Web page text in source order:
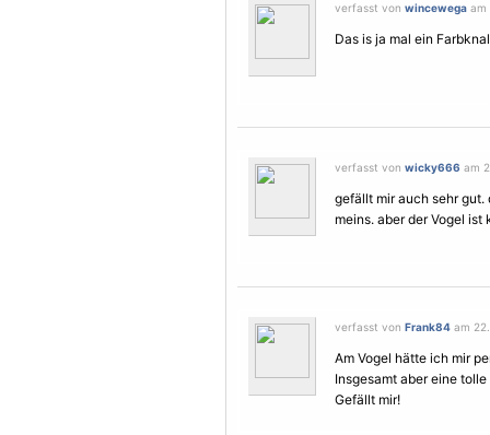
verfasst von wincewega am
Das is ja mal ein
verfasst von wicky666 am
gefällt mir auch sehr gut.
meins. aber derVogel ist
verfasst von Frank84 am
Am Vogel hätte ich mir
Insgesamt aber eine tolle
Gefällt mir!